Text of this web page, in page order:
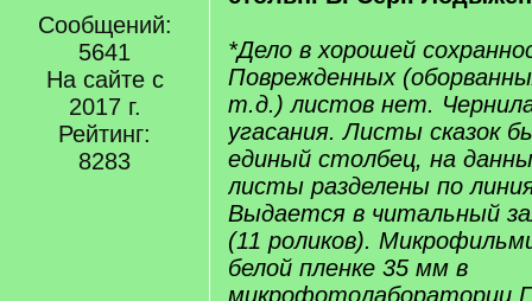
Сообщений:
5641
На сайте с
2017 г.
Рейтинг:
8283
*Дело в хорошей
Поврежденных
т.д.) листов нет.
угасания. Листы сказок
единый столбец, на
листы разделены по
Выдается в читальный
(11 роликов).
белой пленке 35 мм в
микрофотолаборатории